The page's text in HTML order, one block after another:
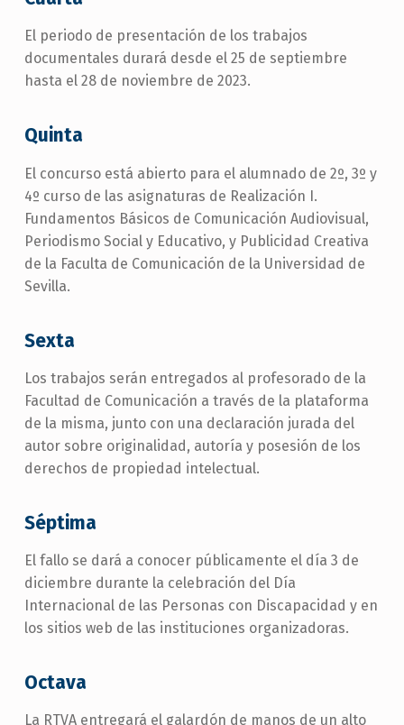
El periodo de presentación de los trabajos
documentales durará desde el 25 de septiembre
hasta el 28 de noviembre de 2023.
Quinta
El concurso está abierto para el alumnado de 2º, 3º y
4º curso de las asignaturas de Realización I.
Fundamentos Básicos de Comunicación Audiovisual,
Periodismo Social y Educativo, y Publicidad Creativa
de la Faculta de Comunicación de la Universidad de
Sevilla.
Sexta
Los trabajos serán entregados al profesorado de la
Facultad de Comunicación a través de la plataforma
de la misma, junto con una declaración jurada del
autor sobre originalidad, autoría y posesión de los
derechos de propiedad intelectual.
Séptima
El fallo se dará a conocer públicamente el día 3 de
diciembre durante la celebración del Día
Internacional de las Personas con Discapacidad y en
los sitios web de las instituciones organizadoras.
Octava
La RTVA entregará el galardón de manos de un alto